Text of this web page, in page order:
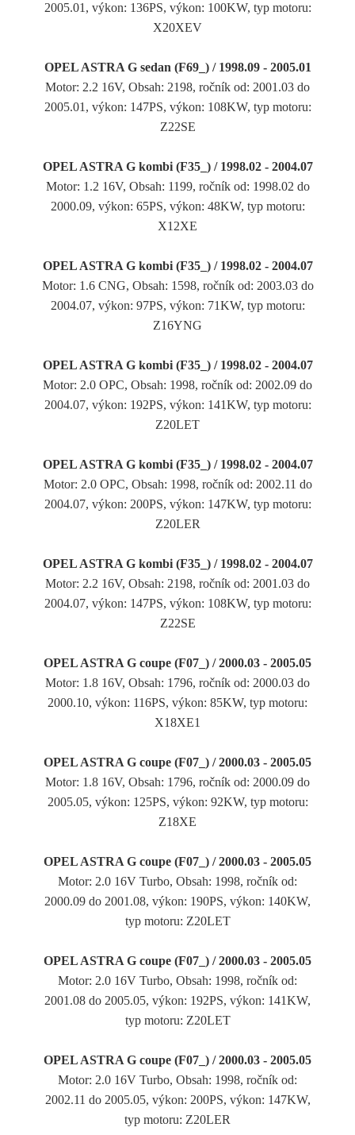
2005.01, výkon: 136PS, výkon: 100KW, typ motoru:
X20XEV
OPEL ASTRA G sedan (F69_) / 1998.09 - 2005.01
Motor: 2.2 16V, Obsah: 2198, ročník od: 2001.03 do
2005.01, výkon: 147PS, výkon: 108KW, typ motoru:
Z22SE
OPEL ASTRA G kombi (F35_) / 1998.02 - 2004.07
Motor: 1.2 16V, Obsah: 1199, ročník od: 1998.02 do
2000.09, výkon: 65PS, výkon: 48KW, typ motoru:
X12XE
OPEL ASTRA G kombi (F35_) / 1998.02 - 2004.07
Motor: 1.6 CNG, Obsah: 1598, ročník od: 2003.03 do
2004.07, výkon: 97PS, výkon: 71KW, typ motoru:
Z16YNG
OPEL ASTRA G kombi (F35_) / 1998.02 - 2004.07
Motor: 2.0 OPC, Obsah: 1998, ročník od: 2002.09 do
2004.07, výkon: 192PS, výkon: 141KW, typ motoru:
Z20LET
OPEL ASTRA G kombi (F35_) / 1998.02 - 2004.07
Motor: 2.0 OPC, Obsah: 1998, ročník od: 2002.11 do
2004.07, výkon: 200PS, výkon: 147KW, typ motoru:
Z20LER
OPEL ASTRA G kombi (F35_) / 1998.02 - 2004.07
Motor: 2.2 16V, Obsah: 2198, ročník od: 2001.03 do
2004.07, výkon: 147PS, výkon: 108KW, typ motoru:
Z22SE
OPEL ASTRA G coupe (F07_) / 2000.03 - 2005.05
Motor: 1.8 16V, Obsah: 1796, ročník od: 2000.03 do
2000.10, výkon: 116PS, výkon: 85KW, typ motoru:
X18XE1
OPEL ASTRA G coupe (F07_) / 2000.03 - 2005.05
Motor: 1.8 16V, Obsah: 1796, ročník od: 2000.09 do
2005.05, výkon: 125PS, výkon: 92KW, typ motoru:
Z18XE
OPEL ASTRA G coupe (F07_) / 2000.03 - 2005.05
Motor: 2.0 16V Turbo, Obsah: 1998, ročník od:
2000.09 do 2001.08, výkon: 190PS, výkon: 140KW,
typ motoru: Z20LET
OPEL ASTRA G coupe (F07_) / 2000.03 - 2005.05
Motor: 2.0 16V Turbo, Obsah: 1998, ročník od:
2001.08 do 2005.05, výkon: 192PS, výkon: 141KW,
typ motoru: Z20LET
OPEL ASTRA G coupe (F07_) / 2000.03 - 2005.05
Motor: 2.0 16V Turbo, Obsah: 1998, ročník od:
2002.11 do 2005.05, výkon: 200PS, výkon: 147KW,
typ motoru: Z20LER